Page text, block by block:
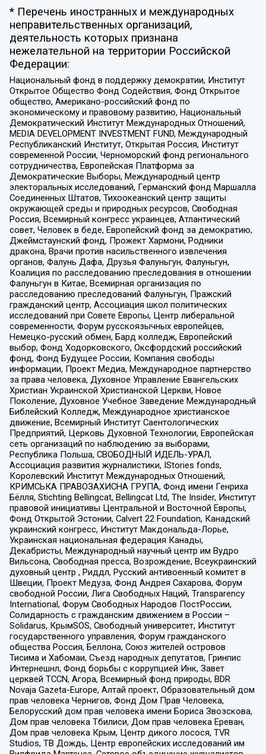
* Перечень иностранных и международных
неправительственных организаций,
деятельность которых признана
нежелательной на территории Российской
Федерации:
Национальный фонд в поддержку демократии, Институт
Открытое Общество Фонд Содействия, Фонд Открытое
общество, Американо-российский фонд по
экономическому и правовому развитию, Национальный
Демократический Институт Международных Отношений,
MEDIA DEVELOPMENT INVESTMENT FUND, Международный
Республиканский Институт, Открытая Россия, Институт
современной России, Черноморский фонд регионального
сотрудничества, Европейская Платформа за
Демократические Выборы, Международный центр
электоральных исследований, Германский фонд Маршалла
Соединенных Штатов, Тихоокеанский центр защиты
окружающей среды и природных ресурсов, Свободная
Россия, Всемирный конгресс украинцев, Атлантический
совет, Человек в беде, Европейский фонд за демократию,
Джеймстаунский фонд, Прожект Хармони, Родники
дракона, Врачи против насильственного извлечения
органов, Фалунь Дафа, Друзья Фалуньгун, Фалуньгун,
Коалиция по расследованию преследования в отношении
Фалуньгун в Китае, Всемирная организация по
расследованию преследований Фалуньгун, Пражский
гражданский центр, Ассоциация школ политических
исследований при Совете Европы, Центр либеральной
современности, Форум русскоязычных европейцев,
Немецко-русский обмен, Бард колледж, Европейский
выбор, Фонд Ходорковского, Оксфордский российский
фонд, Фонд Будущее России, Компания свободы
информации, Проект Медиа, Международное партнерство
за права человека, Духовное Управление Евангельских
Христиан Украинской Христианской Церкви, Новое
Поколение, Духовное Учебное Заведение Международный
Библейский Колледж, Международное христианское
движение, Всемирный Институт Саентологических
Предприятий, Церковь Духовной Технологии, Европейская
сеть организаций по наблюдению за выборами,
Республика Польша, СВОБОДНЫЙ ИДЕЛЬ-УРАЛ,
Ассоциация развития журналистики, IStories fonds,
Королевский Институт Международных Отношений,
КРИМСЬКА ПРАВОЗАХИСНА ГРУПА, Фонд имени Генриха
Бёлля, Stichting Bellingcat, Bellingcat Ltd, The Insider, Институт
правовой инициативы Центральной и Восточной Европы,
Фонд Открытой Эстонии, Calvert 22 Foundation, Канадский
украинский конгресс, Институт Макдональда-Лорье,
Украинская национальная федерация Канады,
Декабристы, Международный научный центр им Вудро
Вильсона, Свободная пресса, Возрождение, Всеукраинский
духовный центр , Риддл, Русский антивоенный комитет в
Швеции, Проект Медуза, Фонд Андрея Сахарова, Форум
свободной России, Лига Свободных Наций, Transparеncy
International, Форум Свободных Народов ПостРоссии,
Солидарность с гражданским движением в России –
Solidarus, КрымSOS, Свободный университет, Институт
государственного управления, Форум гражданского
общества Россия, Беллона, Союз жителей островов
Тисима и Хабомаи, Съезд народных депутатов, Гринпис
Интернешнл, Фонд борьбы с коррупцией Инк, Завет
церквей TCCN, Агора, Всемирный фонд природы, BDR
Novaja Gazeta-Europe, Алтай проект, Образовательный дом
прав человека Чернигов, Фонд Дом Прав Человека,
Белорусский дом прав человека имени Бориса Звозскова,
Дом прав человека Тбилиси, Дом прав человека Ереван,
Дом прав человека Крым, Центр дикого лосося, TVR
Studios, ТВ Дождь, Центр европейских исследований им